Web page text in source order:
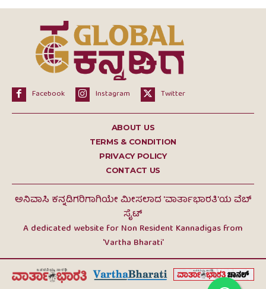
Facebook Instagram Twitter
ABOUT US
TERMS & CONDITION
PRIVACY POLICY
CONTACT US
ಅನಿವಾಸಿ ಕನ್ನಡಿಗರಿಗಾಗಿಯೇ ಮೀಸಲಾದ 'ವಾರ್ತಾಭಾರತಿ'ಯ ವೆಬ್
ಸೈಟ್
A dedicated website for Non Resident Kannadigas from
'Vartha Bharati'